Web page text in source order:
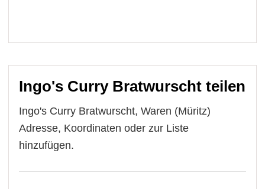
Ingo's Curry Bratwurscht teilen
Ingo's Curry Bratwurscht, Waren (Müritz)
Adresse, Koordinaten oder zur Liste
hinzufügen.